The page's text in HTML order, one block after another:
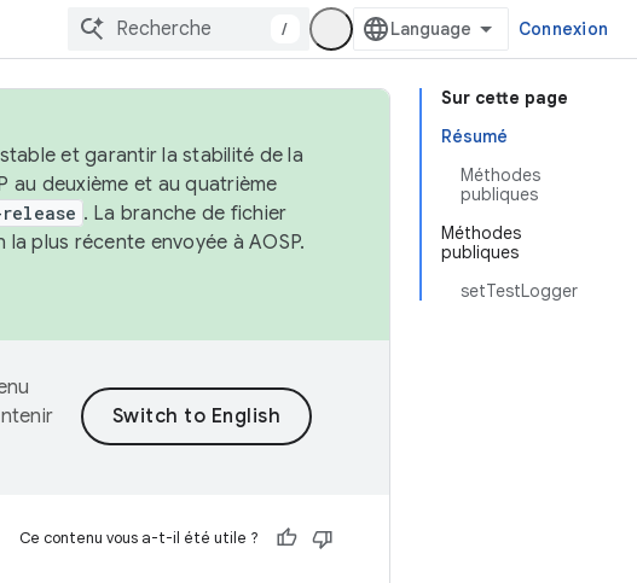
/ Connexion
Sur cette page
Résumé
Méthodes
publiques
Méthodes
publiques
setTestLogger
et garantir la stabilité de la
au deuxième et au quatrième
. La branche de fichier
plus récente envoyée à AOSP.
Ce contenu vous a-t-il été utile ?